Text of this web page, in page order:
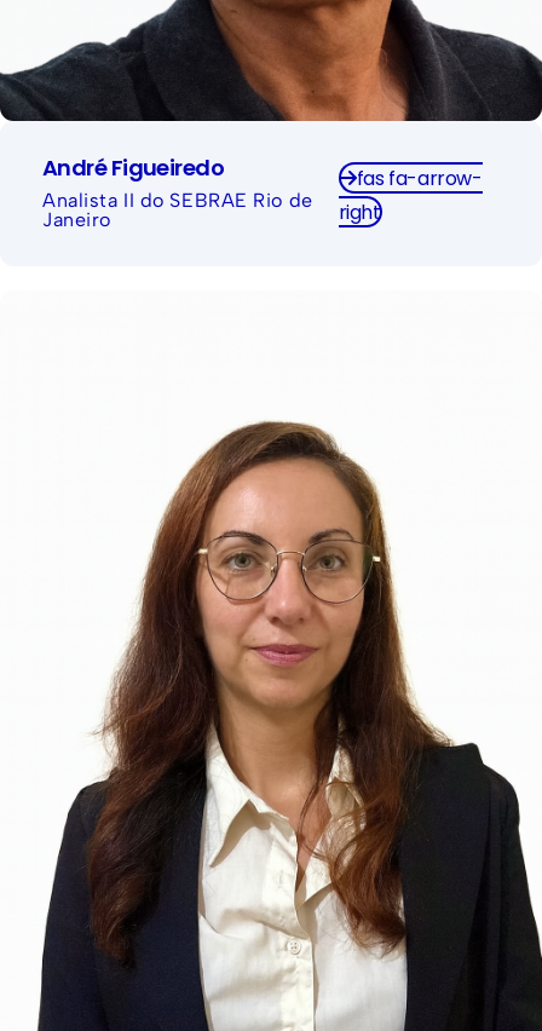
uma visão sistêmica para resolver problemas
complexos, garantindo não apenas o
desenvolvimento, mas também a segurança e a
performance contínua das aplicações. Nesta
apresentação, André compartilhará o
RSForm além dos formulários básicos, usando-o
para construir integrações complexas e pequenos
sistemas.
André Figueiredo
Analista II do SEBRAE Rio de
Janeiro
fas fa-arrow-
right
experiência como CEO daITMNetworks
que lidera desde sua fundação e que se destaca
por oferecer soluções inovadoras em
infraestrutura, hospedagem, segurança digital e
serviços corporativos de alta performance.
Com visão estratégica, espírito empreendedor e
forte atuação no ecossistema tecnológico nacional,
Janaina consolidou sua trajetória construindo
projetos que conectam empresas às melhores
práticas de TI, sempre com foco em eficiência,
escalabilidade e confiabilidade.
No JoomlaDay Brasil 2025, sua participação
reforça o protagonismo feminino na tecnologia e
inspira profissionais e empresas a adotarem
práticas modernas para um ambiente digital mais
seguro e competitivo.